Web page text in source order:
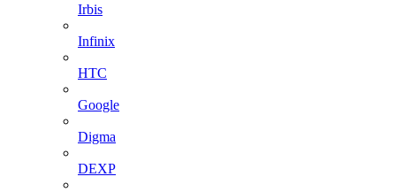
Irbis
Infinix
HTC
Google
Digma
DEXP